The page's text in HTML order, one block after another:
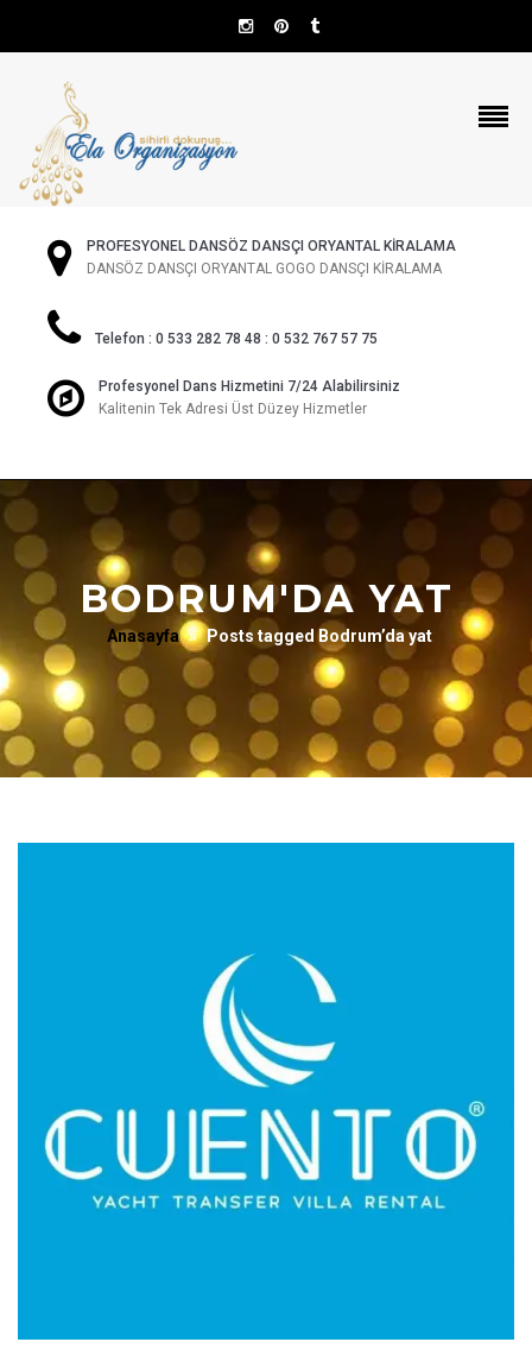
PROFESYONEL DANSÖZ DANSÇI ORYANTAL KİRALAMA
DANSÖZ DANSÇI ORYANTAL GOGO DANSÇI KİRALAMA
Telefon : 0 533 282 78 48 : 0 532 767 57 75
Profesyonel Dans Hizmetini 7/24 Alabilirsiniz
Kalitenin Tek Adresi Üst Düzey Hizmetler
BODRUM'DA YAT
Anasayfa » Posts tagged Bodrum’da yat